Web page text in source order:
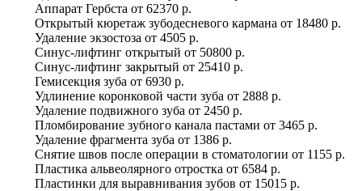
Аппарат Гербста от 62370 р.
Открытый кюретаж зубодесневого кармана от 18480 р.
Удаление экзостоза от 4505 р.
Синус-лифтинг открытый от 50800 р.
Синус-лифтинг закрытый от 25410 р.
Гемисекция зуба от 6930 р.
Удлинение коронковой части зуба от 2888 р.
Удаление подвижного зуба от 2450 р.
Пломбирование зубного канала пастами от 3465 р.
Удаление фрагмента зуба от 1386 р.
Снятие швов после операции в стоматологии от 1155 р.
Пластика альвеолярного отростка от 6584 р.
Пластинки для выравнивания зубов от 15015 р.